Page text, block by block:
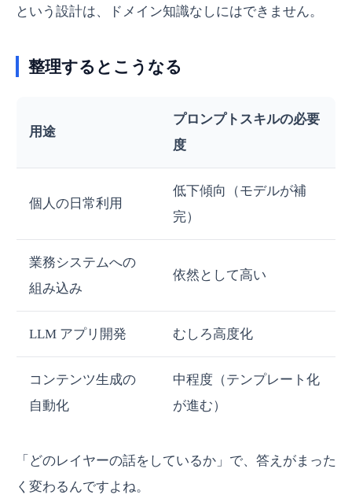
という設計は、ドメイン知識なしにはできません。
整理するとこうなる
用途
プロンプトスキルの必要
度
個人の日常利用
低下傾向（モデルが補
完）
業務システムへの
組み込み
依然として高い
LLM アプリ開発 むしろ高度化
コンテンツ生成の
自動化
中程度（テンプレート化
が進む）
「どのレイヤーの話をしているか」で、答えがまった
く変わるんですよね。